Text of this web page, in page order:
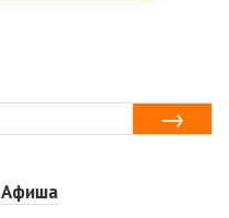
Афиша